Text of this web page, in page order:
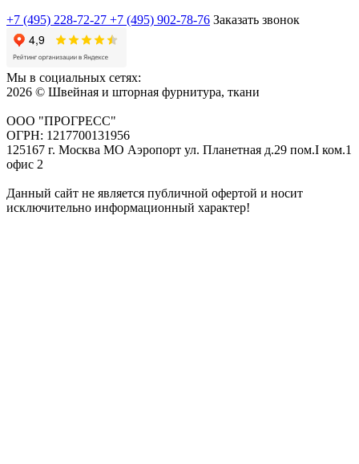
+7 (495) 228-72-27 +7 (495) 902-78-76 Заказать звонок
Мы в социальных сетях:
2026 © Швейная и шторная фурнитура, ткани
ООО "ПРОГРЕСС"
ОГРН: 1217700131956
125167 г. Москва МО Аэропорт ул. Планетная д.29 пом.I ком.1
офис 2
Данный сайт не является публичной офертой и носит
исключительно информационный характер!